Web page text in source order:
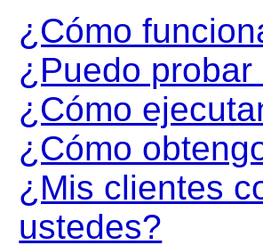
¿Cómo
¿Puedo
¿Cómo
¿Cómo
¿Mis clientes
ustedes?